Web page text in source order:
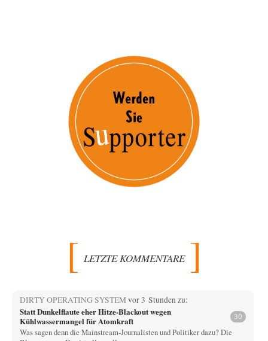
LETZTE KOMMENTARE
DIRTY OPERATING SYSTEMvor 3 Stunden zu:
Statt Dunkelflaute eher Hitze-Blackout wegen
Kühlwassermangel für Atomkraft
30
Was sagen denn die Mainstream-Journalisten und Politiker dazu? Die